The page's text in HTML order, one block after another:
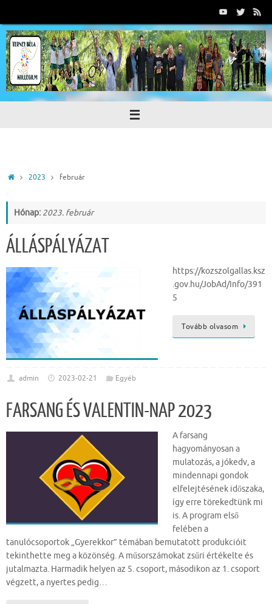
tartalomra
Home2023 február
Hónap: 2023. február
ÁLLÁSPÁLYÁZAT
https://kozszolgallas.ksz
.gov.hu/JobAd/Info/391
5
Tovább olvasom
admin 2023-02-21 Egyéb
FARSANG ÉS VALENTIN-NAP 2023
A farsang
hagyományosan a
mulatozás, a jókedv, a
mindennapi gondok
elfelejtésének időszaka,
így erre törekedtünk mi
is. A program első
felében a
tanulócsoportok „Gyerekkor” témában bemutatott produkcióit
tekinthette meg a közönség. A műsorszámokat zsűri értékelte és
jutalmazta. Harmadik helyen az 5. csoport, másodikon az 1. csoport
végzett, a nyertes pedig…